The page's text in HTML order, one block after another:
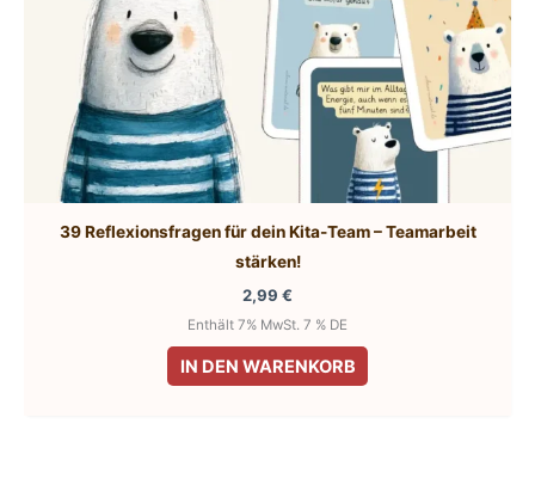
39 Reflexionsfragen für dein Kita-Team – Teamarbeit
stärken!
2,99 €
Enthält 7% MwSt. 7 % DE
IN DEN WARENKORB